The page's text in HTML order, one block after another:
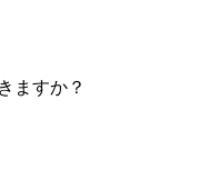
ますか？